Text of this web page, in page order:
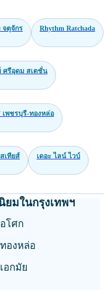
จตุจักร Rhythm Ratchada
ศรีอุดม สเตชั่น
เพชรบุรี-ทองหล่อ
เทียส์ เดอะ ไลน์ ไวบ์
มในกรุงเทพฯ
โศก
องหล่อ
อกมัย